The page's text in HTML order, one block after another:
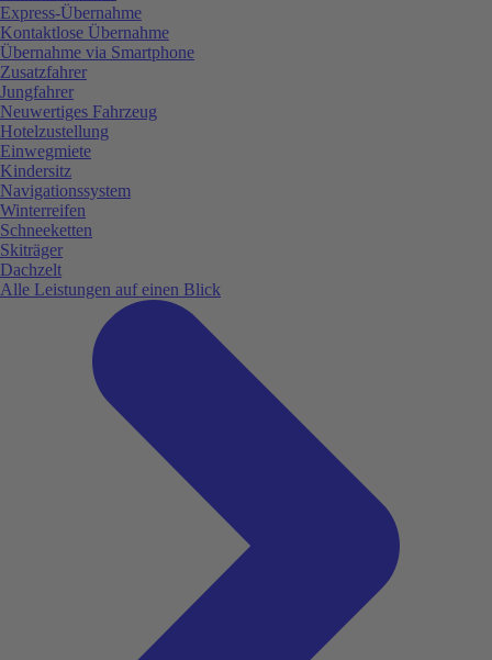
Express-Übernahme
Kontaktlose Übernahme
Übernahme via Smartphone
Zusatzfahrer
Jungfahrer
Neuwertiges Fahrzeug
Hotelzustellung
Einwegmiete
Kindersitz
Navigationssystem
Winterreifen
Schneeketten
Skiträger
Dachzelt
Alle Leistungen auf einen Blick